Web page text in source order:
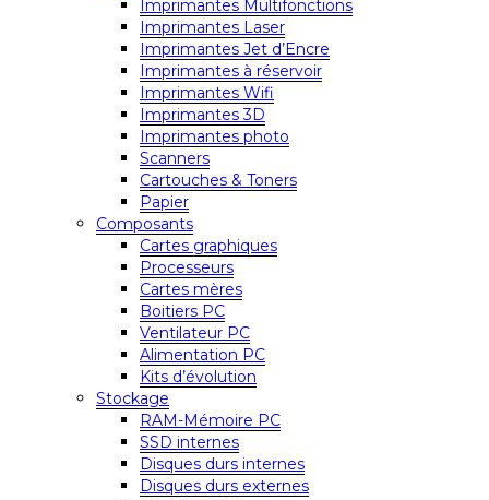
Imprimantes Multifonctions
Imprimantes Laser
Imprimantes Jet d’Encre
Imprimantes à réservoir
Imprimantes Wifi
Imprimantes 3D
Imprimantes photo
Scanners
Cartouches & Toners
Papier
Composants
Cartes graphiques
Processeurs
Cartes mères
Boitiers PC
Ventilateur PC
Alimentation PC
Kits d’évolution
Stockage
RAM-Mémoire PC
SSD internes
Disques durs internes
Disques durs externes